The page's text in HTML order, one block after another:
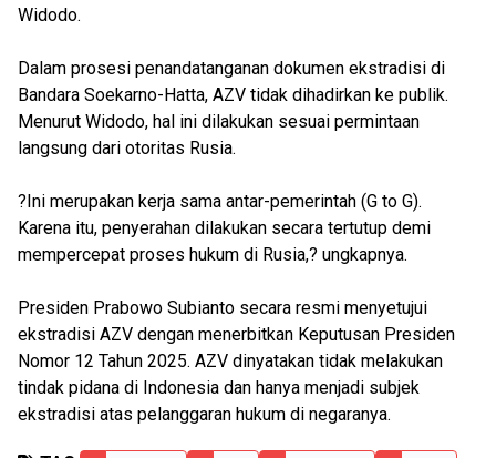
Widodo.
Dalam prosesi penandatanganan dokumen ekstradisi di
Bandara Soekarno-Hatta, AZV tidak dihadirkan ke publik.
Menurut Widodo, hal ini dilakukan sesuai permintaan
langsung dari otoritas Rusia.
?Ini merupakan kerja sama antar-pemerintah (G to G).
Karena itu, penyerahan dilakukan secara tertutup demi
mempercepat proses hukum di Rusia,? ungkapnya.
Presiden Prabowo Subianto secara resmi menyetujui
ekstradisi AZV dengan menerbitkan Keputusan Presiden
Nomor 12 Tahun 2025. AZV dinyatakan tidak melakukan
tindak pidana di Indonesia dan hanya menjadi subjek
ekstradisi atas pelanggaran hukum di negaranya.